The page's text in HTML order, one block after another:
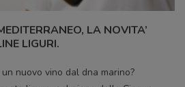
LA NOVITA’
LIGURI.
nuovo vino dal dna marino?